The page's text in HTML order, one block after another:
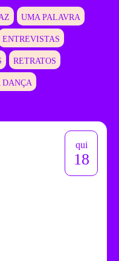
UMA PALAVRA
ENTREVISTAS
RETRATOS
DANÇA
qui
18